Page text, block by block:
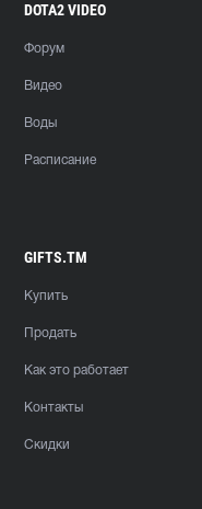
DOTA2 VIDEO
Форум
Видео
Воды
Расписание
GIFTS.TM
Купить
Продать
Как это работает
Контакты
Скидки